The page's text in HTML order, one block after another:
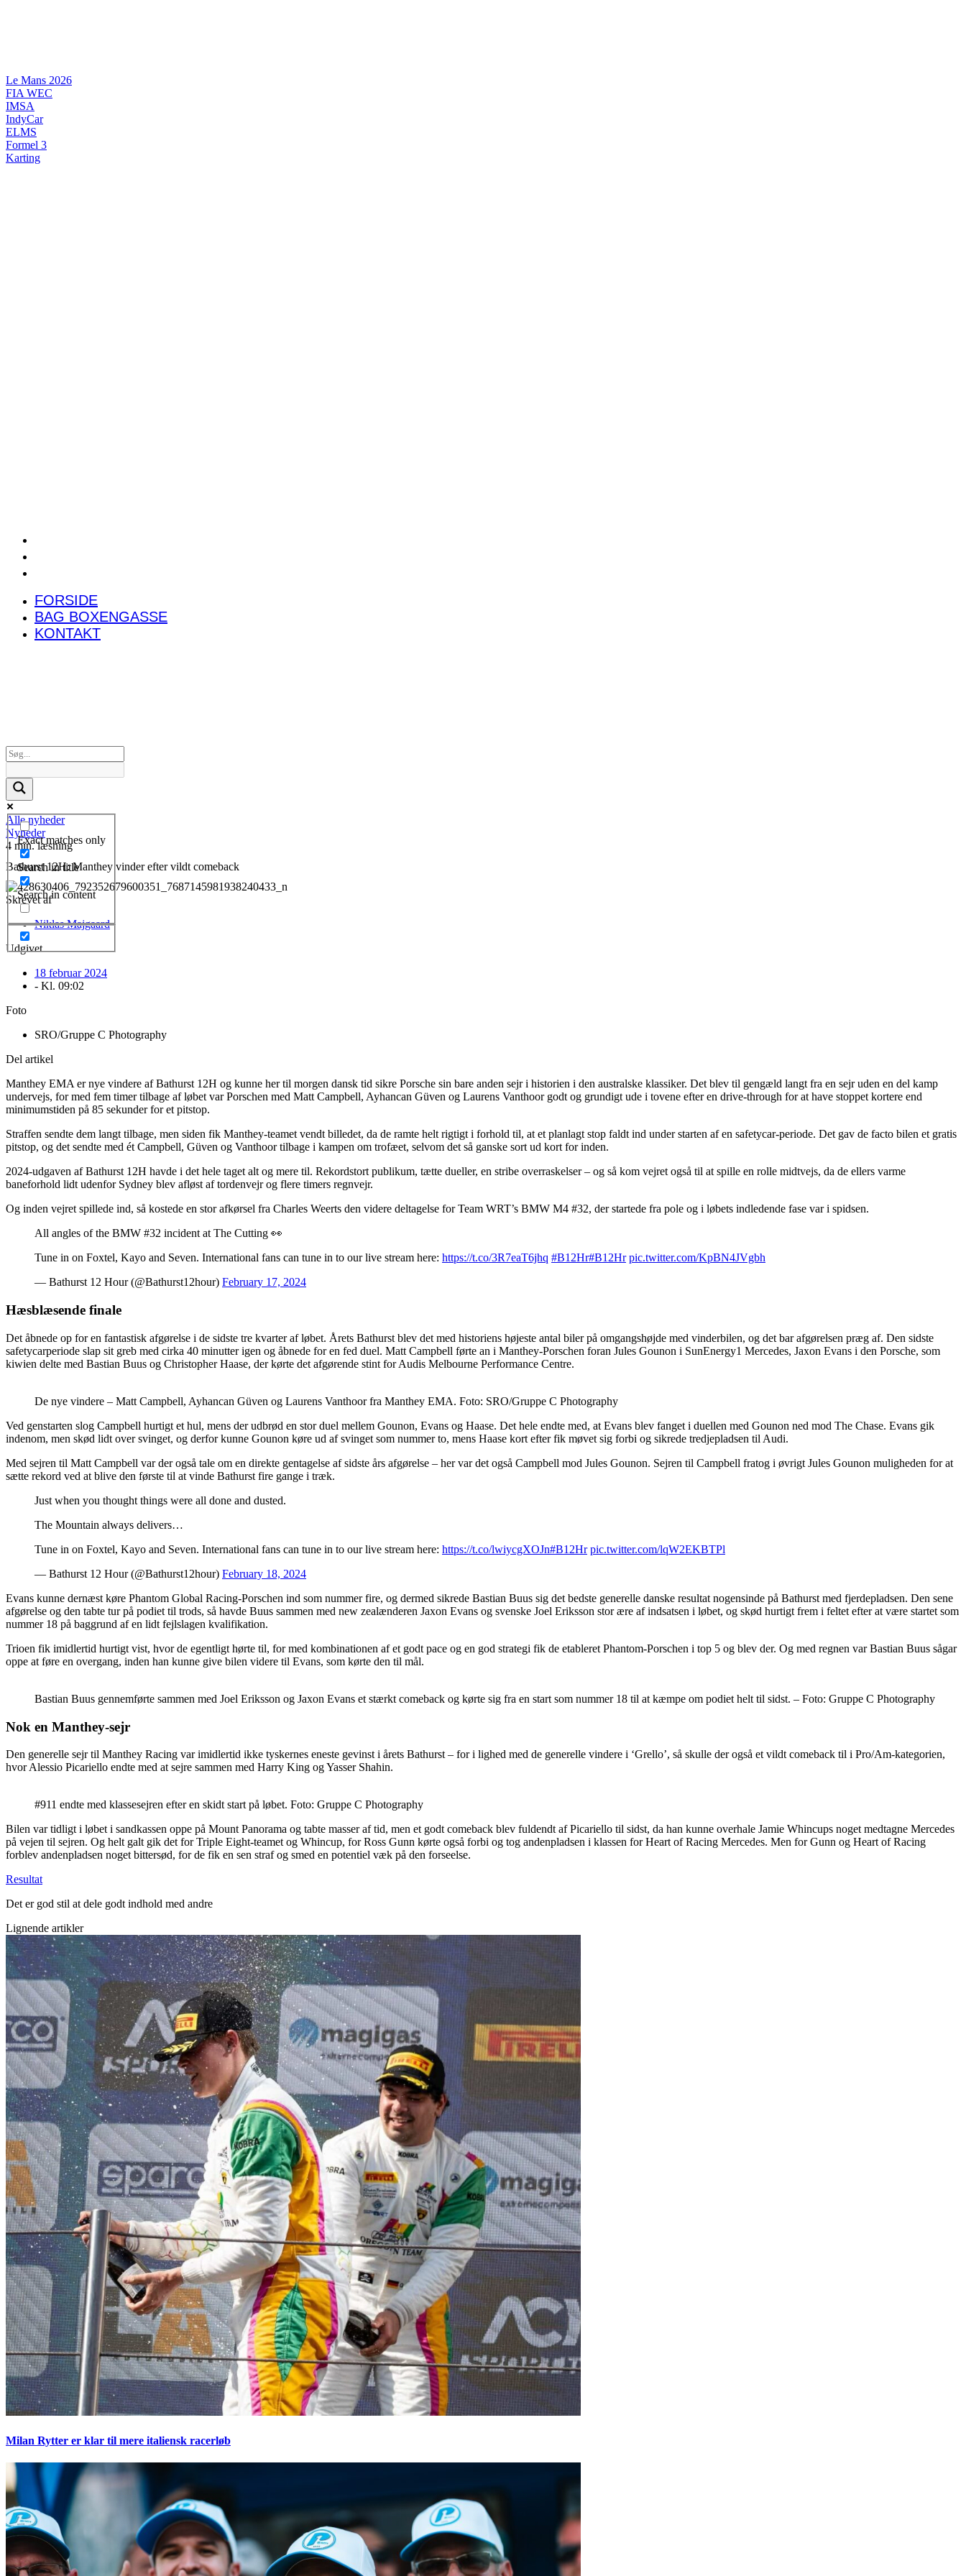
Le Mans 2026
FIA WEC
IMSA
IndyCar
ELMS
Formel 3
Karting
FORSIDE
BAG BOXENGASSE
KONTAKT
Exact matches only
Search in title
Search in content
Alle nyheder
Nyheder
4 min. læsning
Bathurst 12H: Manthey vinder efter vildt comeback
Skrevet af
Niklas Majgaard
Udgivet
18 februar 2024
- Kl. 09:02
Foto
SRO/Gruppe C Photography
Del artikel
Manthey EMA er nye vindere af Bathurst 12H og kunne her til morgen dansk tid sikre Porsche sin bare anden sejr i historien i den australske klassiker. Det blev til gengæld langt fra en sejr uden en del kamp
undervejs, for med fem timer tilbage af løbet var Porschen med Matt Campbell, Ayhancan Güven og Laurens Vanthoor godt og grundigt ude i tovene efter en drive-through for at have stoppet kortere end
minimumstiden på 85 sekunder for et pitstop.
Straffen sendte dem langt tilbage, men siden fik Manthey-teamet vendt billedet, da de ramte helt rigtigt i forhold til, at et planlagt stop faldt ind under starten af en safetycar-periode. Det gav de facto bilen et gratis
pitstop, og det sendte med ét Campbell, Güven og Vanthoor tilbage i kampen om trofæet, selvom det så ganske sort ud kort for inden.
2024-udgaven af Bathurst 12H havde i det hele taget alt og mere til. Rekordstort publikum, tætte dueller, en stribe overraskelser – og så kom vejret også til at spille en rolle midtvejs, da de ellers varme
baneforhold lidt udenfor Sydney blev afløst af tordenvejr og flere timers regnvejr.
Og inden vejret spillede ind, så kostede en stor afkørsel fra Charles Weerts den videre deltagelse for Team WRT’s BMW M4 #32, der startede fra pole og i løbets indledende fase var i spidsen.
All angles of the BMW #32 incident at The Cutting 👀
Tune in on Foxtel, Kayo and Seven. International fans can tune in to our live stream here: https://t.co/3R7eaT6jhq #B12Hr#B12Hr pic.twitter.com/KpBN4JVgbh
— Bathurst 12 Hour (@Bathurst12hour) February 17, 2024
Hæsblæsende finale
Det åbnede op for en fantastisk afgørelse i de sidste tre kvarter af løbet. Årets Bathurst blev det med historiens højeste antal biler på omgangshøjde med vinderbilen, og det bar afgørelsen præg af. Den sidste
safetycarperiode slap sit greb med cirka 40 minutter igen og åbnede for en fed duel. Matt Campbell førte an i Manthey-Porschen foran Jules Gounon i SunEnergy1 Mercedes, Jaxon Evans i den Porsche, som
kiwien delte med Bastian Buus og Christopher Haase, der kørte det afgørende stint for Audis Melbourne Performance Centre.
De nye vindere – Matt Campbell, Ayhancan Güven og Laurens Vanthoor fra Manthey EMA. Foto: SRO/Gruppe C Photography
Ved genstarten slog Campbell hurtigt et hul, mens der udbrød en stor duel mellem Gounon, Evans og Haase. Det hele endte med, at Evans blev fanget i duellen med Gounon ned mod The Chase. Evans gik
indenom, men skød lidt over svinget, og derfor kunne Gounon køre ud af svinget som nummer to, mens Haase kort efter fik møvet sig forbi og sikrede tredjepladsen til Audi.
Med sejren til Matt Campbell var der også tale om en direkte gentagelse af sidste års afgørelse – her var det også Campbell mod Jules Gounon. Sejren til Campbell fratog i øvrigt Jules Gounon muligheden for at
sætte rekord ved at blive den første til at vinde Bathurst fire gange i træk.
Just when you thought things were all done and dusted.
The Mountain always delivers…
Tune in on Foxtel, Kayo and Seven. International fans can tune in to our live stream here: https://t.co/lwiycgXOJn#B12Hr pic.twitter.com/lqW2EKBTPl
— Bathurst 12 Hour (@Bathurst12hour) February 18, 2024
Evans kunne dernæst køre Phantom Global Racing-Porschen ind som nummer fire, og dermed sikrede Bastian Buus sig det bedste generelle danske resultat nogensinde på Bathurst med fjerdepladsen. Den sene
afgørelse og den tabte tur på podiet til trods, så havde Buus sammen med new zealænderen Jaxon Evans og svenske Joel Eriksson stor ære af indsatsen i løbet, og skød hurtigt frem i feltet efter at være startet som
nummer 18 på baggrund af en lidt fejlslagen kvalifikation.
Trioen fik imidlertid hurtigt vist, hvor de egentligt hørte til, for med kombinationen af et godt pace og en god strategi fik de etableret Phantom-Porschen i top 5 og blev der. Og med regnen var Bastian Buus sågar
oppe at føre en overgang, inden han kunne give bilen videre til Evans, som kørte den til mål.
Bastian Buus gennemførte sammen med Joel Eriksson og Jaxon Evans et stærkt comeback og kørte sig fra en start som nummer 18 til at kæmpe om podiet helt til sidst. – Foto: Gruppe C Photography
Nok en Manthey-sejr
Den generelle sejr til Manthey Racing var imidlertid ikke tyskernes eneste gevinst i årets Bathurst – for i lighed med de generelle vindere i ‘Grello’, så skulle der også et vildt comeback til i Pro/Am-kategorien,
hvor Alessio Picariello endte med at sejre sammen med Harry King og Yasser Shahin.
#911 endte med klassesejren efter en skidt start på løbet. Foto: Gruppe C Photography
Bilen var tidligt i løbet i sandkassen oppe på Mount Panorama og tabte masser af tid, men et godt comeback blev fuldendt af Picariello til sidst, da han kunne overhale Jamie Whincups noget medtagne Mercedes
på vejen til sejren. Og helt galt gik det for Triple Eight-teamet og Whincup, for Ross Gunn kørte også forbi og tog andenpladsen i klassen for Heart of Racing Mercedes. Men for Gunn og Heart of Racing
forblev andenpladsen noget bittersød, for de fik en sen straf og smed en potentiel væk på den forseelse.
Resultat
Det er god stil at dele godt indhold med andre
Lignende artikler
Milan Rytter er klar til mere italiensk racerløb